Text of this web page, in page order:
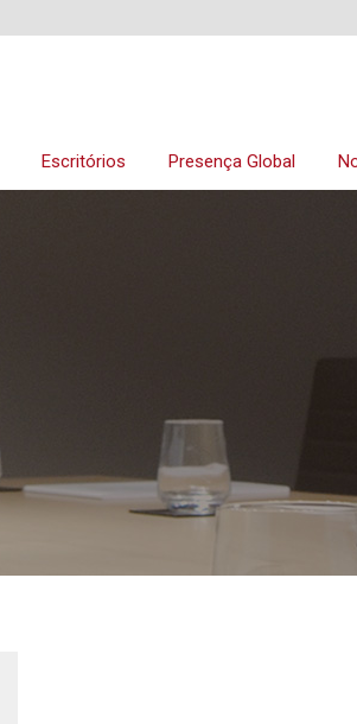
Escritórios Presença Global